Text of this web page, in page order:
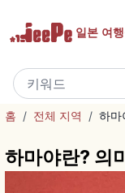
일본 여
홈 / 전체 지역 / 하마
하마야란? 의